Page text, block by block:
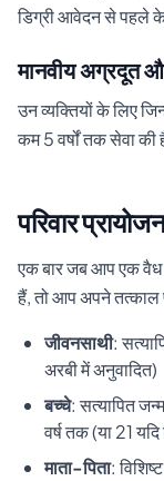
डिग्री आवेदन से पहले के
मानवीय अग्रदूत
उन व्यक्तियों के लिए
कम 5 वर्षों तक सेवा की
परिवार
एक बार जब आप एक वैध
हैं, तो आप अपने तत्काल
जीवनसाथी:
अरबी में अनुवादित)
बच्चे: सत्यापित
वर्ष तक (या 21 यदि
माता-पिता: